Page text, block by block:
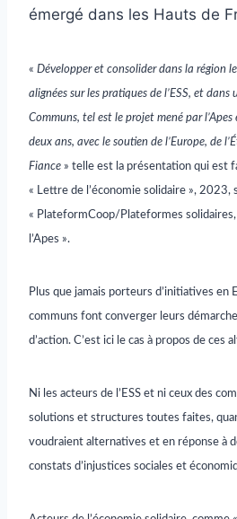
émergé dans les Hauts de
« Développer et consolider dans la région
alignées sur les pratiques de l’ESS, et dans
Communs, tel est le projet mené par
deux ans, avec le soutien de l’Europe, de
Fiance » telle est la présentation qui est
« Lettre de l’économie solidaire », 2023,
« PlateformCoop/Plateformes
l’Apes ».
Plus que jamais porteurs d’initiatives en
communs font converger leurs
d’action. C’est ici le cas à propos de
Ni les acteurs de l’ESS et ni ceux des
solutions et structures toutes faites,
voudraient alternatives et en réponse à
constats d’injustices sociales et